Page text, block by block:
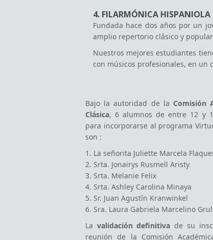
con músicos profesionales, en un
Bajo la autoridad de laComisión
Clásica, 6 alumnos de entre 12 y
1. La señorita Juliette Marcela
2. Srta. Jonairys Rusmell Aristy
3. Srta. Melanie Felix
4. Srta. Ashley Carolina Minaya
6. Sra. Laura Gabriela Marcelino
Lavalidación definitiva
reunión de la Comisión
correspondientes.
En los años siguientes un nuevo
Los principales criterios de